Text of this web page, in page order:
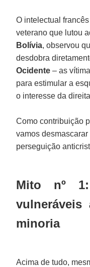
O intelectual francês
veterano que lutou
Bolívia, observou
desdobra
Ocidente– as
para estimular a
o interesse da
Como contribuição
vamos
perseguição
Mito nº
vulneráveis
minoria
Acima de tudo,